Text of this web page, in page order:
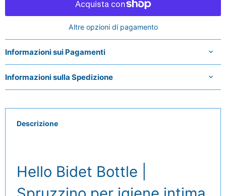
Altre opzioni di pagamento
Informazioni sui Pagamenti
Informazioni sulla Spedizione
Descrizione
Hello Bidet Bottle |